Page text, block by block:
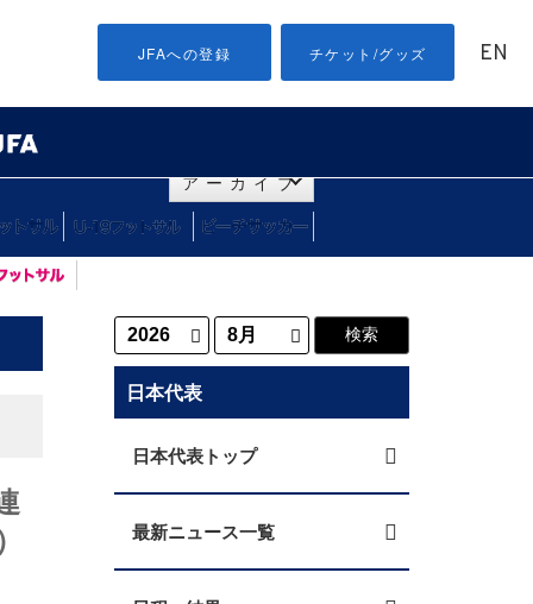
JFAへの登録 チケット/グッズ EN
アーカイブ
日本代表
日本代表トップ
最新ニュース一覧